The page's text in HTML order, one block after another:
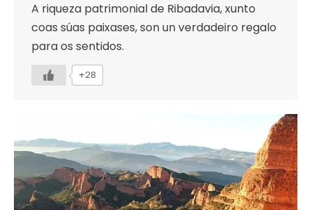
A riqueza patrimonial de Ribadavia, xunto
coas súas paixases, son un verdadeiro regalo
para os sentidos.
+28